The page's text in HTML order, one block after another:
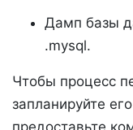
Дамп базы
.mysql.
Чтобы процесс
запланируйте